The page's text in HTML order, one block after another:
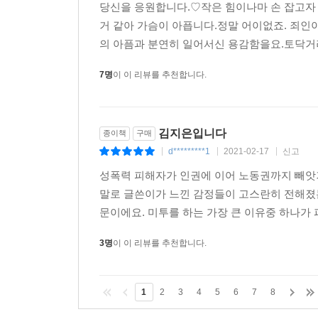
당신을 응원합니다.♡작은 힘이나마 손 잡고
거 같아 가슴이 아픕니다.정말 어이없죠. 죄
의 아픔과 분연히 일어서신 용감함을요.토닥
7명이 이 리뷰를 추천합니다.
종이책 구매 김지은입니다
d*********1 2021-02-17 신고
성폭력 피해자가 인권에 이어 노동권까지 빼
말로 글쓴이가 느낀 감정들이 고스란히 전해
문이에요. 미투를 하는 가장 큰 이유중 하나
3명이 이 리뷰를 추천합니다.
1 2 3 4 5 6 7 8